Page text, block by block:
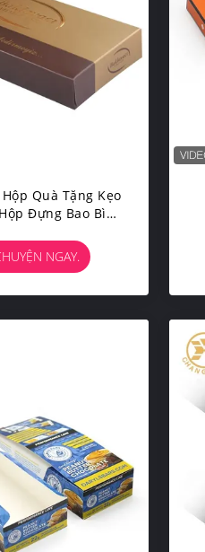
Quà Tặng Kẹo
Đựng Bao Bì
Cứng NGAY.